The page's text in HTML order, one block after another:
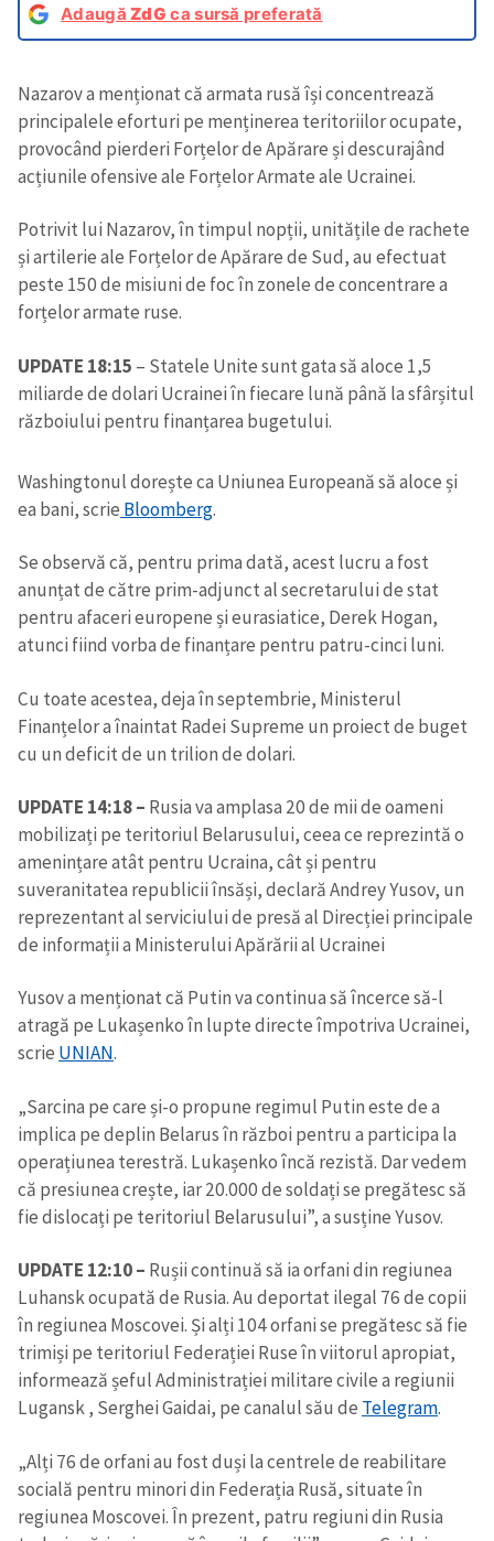
AdaugăZdG ca sursă preferată
Nazarov a menționat că armata rusă își concentrează
principalele eforturi pe menținerea teritoriilor ocupate,
provocând pierderi Forțelor de Apărare și descurajând
acțiunile ofensive ale Forțelor Armate ale Ucrainei.
Potrivit lui Nazarov, în timpul nopții, unitățile de rachete
și artilerie ale Forțelor de Apărare de Sud, au efectuat
peste 150 de misiuni de foc în zonele de concentrare a
forțelor armate ruse.
UPDATE 18:15 – Statele Unite sunt gata să aloce 1,5
miliarde de dolari Ucrainei în fiecare lună până la sfârșitul
războiului pentru finanțarea bugetului.
Washingtonul dorește ca Uniunea Europeană să aloce și
ea bani, scrie Bloomberg.
Se observă că, pentru prima dată, acest lucru a fost
anunțat de către prim-adjunct al secretarului de stat
pentru afaceri europene și eurasiatice, Derek Hogan,
atunci fiind vorba de finanțare pentru patru-cinci luni.
Cu toate acestea, deja în septembrie, Ministerul
Finanțelor a înaintat Radei Supreme un proiect de buget
cu un deficit de un trilion de dolari.
UPDATE 14:18 – Rusia va amplasa 20 de mii de oameni
mobilizați pe teritoriul Belarusului, ceea ce reprezintă o
amenințare atât pentru Ucraina, cât și pentru
suveranitatea republicii însăși, declară Andrey Yusov, un
reprezentant al serviciului de presă al Direcției principale
de informații a Ministerului Apărării al Ucrainei
Yusov a menționat că Putin va continua să încerce să-l
atragă pe Lukașenko în lupte directe împotriva Ucrainei,
scrie UNIAN.
„Sarcina pe care și-o propune regimul Putin este de a
implica pe deplin Belarus în război pentru a participa la
operațiunea terestră. Lukașenko încă rezistă. Dar vedem
că presiunea crește, iar 20.000 de soldați se pregătesc să
fie dislocați pe teritoriul Belarusului”, a susține Yusov.
UPDATE 12:10 – Rușii continuă să ia orfani din regiunea
Luhansk ocupată de Rusia. Au deportat ilegal 76 de copii
în regiunea Moscovei. Și alți 104 orfani se pregătesc să fie
trimiși pe teritoriul Federației Ruse în viitorul apropiat,
informează șeful Administrației militare civile a regiunii
Lugansk , Serghei Gaidai, pe canalul său de Telegram.
„Alți 76 de orfani au fost duși la centrele de reabilitare
socială pentru minori din Federația Rusă, situate în
regiunea Moscovei. În prezent, patru regiuni din Rusia